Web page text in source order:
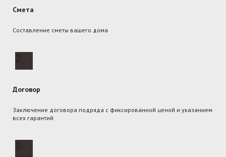
Смета
Составление сметы вашего дома
2
Договор
Заключение договора подряда с фиксированной ценой и указанием
всех гарантий
3